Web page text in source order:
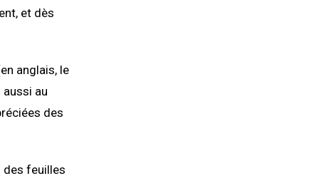
et dès
anglais, le
au
des
des feuilles